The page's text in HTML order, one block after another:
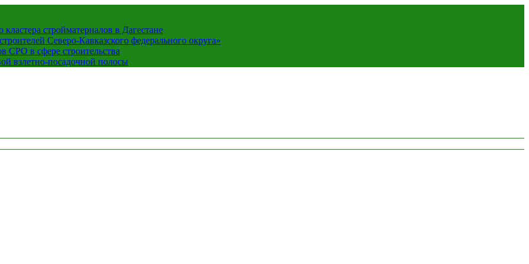
стройматериалов в Дагестане
Северо-Кавказского федерального округа»
СРО в сфере строительства
взлетно-посадочной полосы